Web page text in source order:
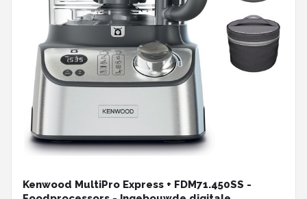
Kenwood MultiPro Express + FDM71.450SS -